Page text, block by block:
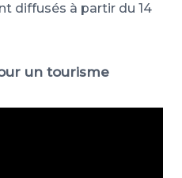
diffusés à partir du 14
un tourisme